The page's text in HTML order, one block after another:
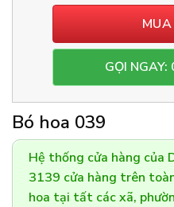
GỌI
Bó hoa 039
Hệ thống cửa hàng của
3139 cửa hàng trên
hoa tại tất các xã,